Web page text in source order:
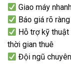
Giao máy
Báo giá rõ
Hỗ trợ kỹ
thời gian thuê
Đội ngũ